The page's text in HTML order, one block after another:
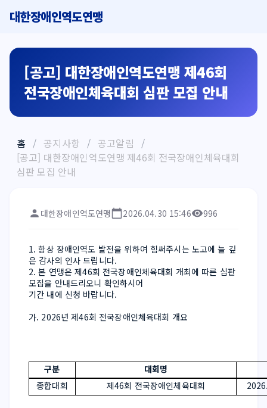
대한장애인역도연맹
[공고] 대한장애인역도연맹 제46회
전국장애인체육대회 심판 모집 안내
홈 / 공지사항 / 공고알림
/
[공고] 대한장애인역도연맹 제46회 전국장애인체육대회
심판 모집 안내
대한장애인역도연맹 2026.04.30 15:46 996
1. 항상 장애인역도 발전을 위하여 힘써주시는 노고에 늘 깊
은 감사의 인사 드립니다.
2. 본 연맹은 제46회 전국장애인체육대회 개최에 따른 심판
모집을 안내드리오니 확인하시어
기간 내에 신청 바랍니다.
가. 2026년 제46회 전국장애인체육대회 개요
구분
대회명
종합대회
제46회 전국장애인체육대회